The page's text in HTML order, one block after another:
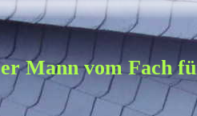
Mann vom Fach